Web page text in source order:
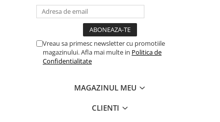
Adaptoare Bricheta Auto
Banda izolatoare
Borne Baterie
Cabluri Alimentare Date Telefon
Vreau sa primesc newsletter cu promotiile
magazinului. Afla mai multe in Politica de
Confidentialitate
MAGAZINUL MEU
CLIENTI